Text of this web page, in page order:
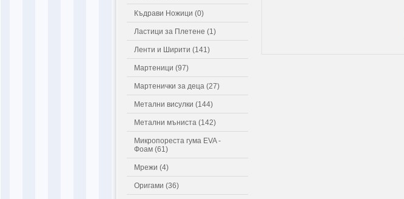
Къдрави Ножици (0)
Ластици за Плетене (1)
Ленти и Ширити (141)
Мартеници (97)
Мартенички за деца (27)
Метални висулки (144)
Метални мъниста (142)
Микропореста гума EVA -
Фоам (61)
Мрежи (4)
Оригами (36)